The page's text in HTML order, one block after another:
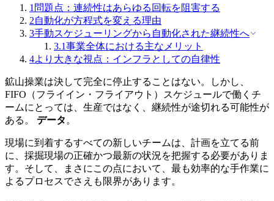
1 問題点：連続性はあらゆる回転を阻害する
2自動化が方程式を変える理由
3手動スケジューリングから自動化された継続性へ
3.1事業全体における主なメリット
4より大きな視点：インフラとしての自律性
鉱山操業は決して完全に停止することはない。しかし、
FIFO（フライイン・フライアウト）スケジュールで働くチ
ームにとっては、生産ではなく、継続性が途切れる可能性が
ある。 データ 。
現場に到着するすべての新しいチームは、計画を立てる前
に、採掘現場の正確かつ最新の状況を把握する必要がありま
す。そして、まさにこの点において、最も効率的な手作業に
よるプロセスでさえも限界があります。